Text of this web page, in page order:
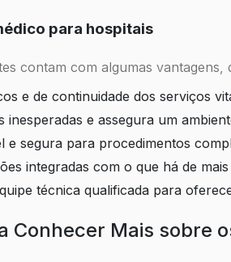
para hospitais
contam com algumas vantagens,
e de continuidade dos serviços
inesperadas e assegura um
e segura para procedimentos
integradas com o que há de
técnica qualificada para
Conhecer Mais sobre